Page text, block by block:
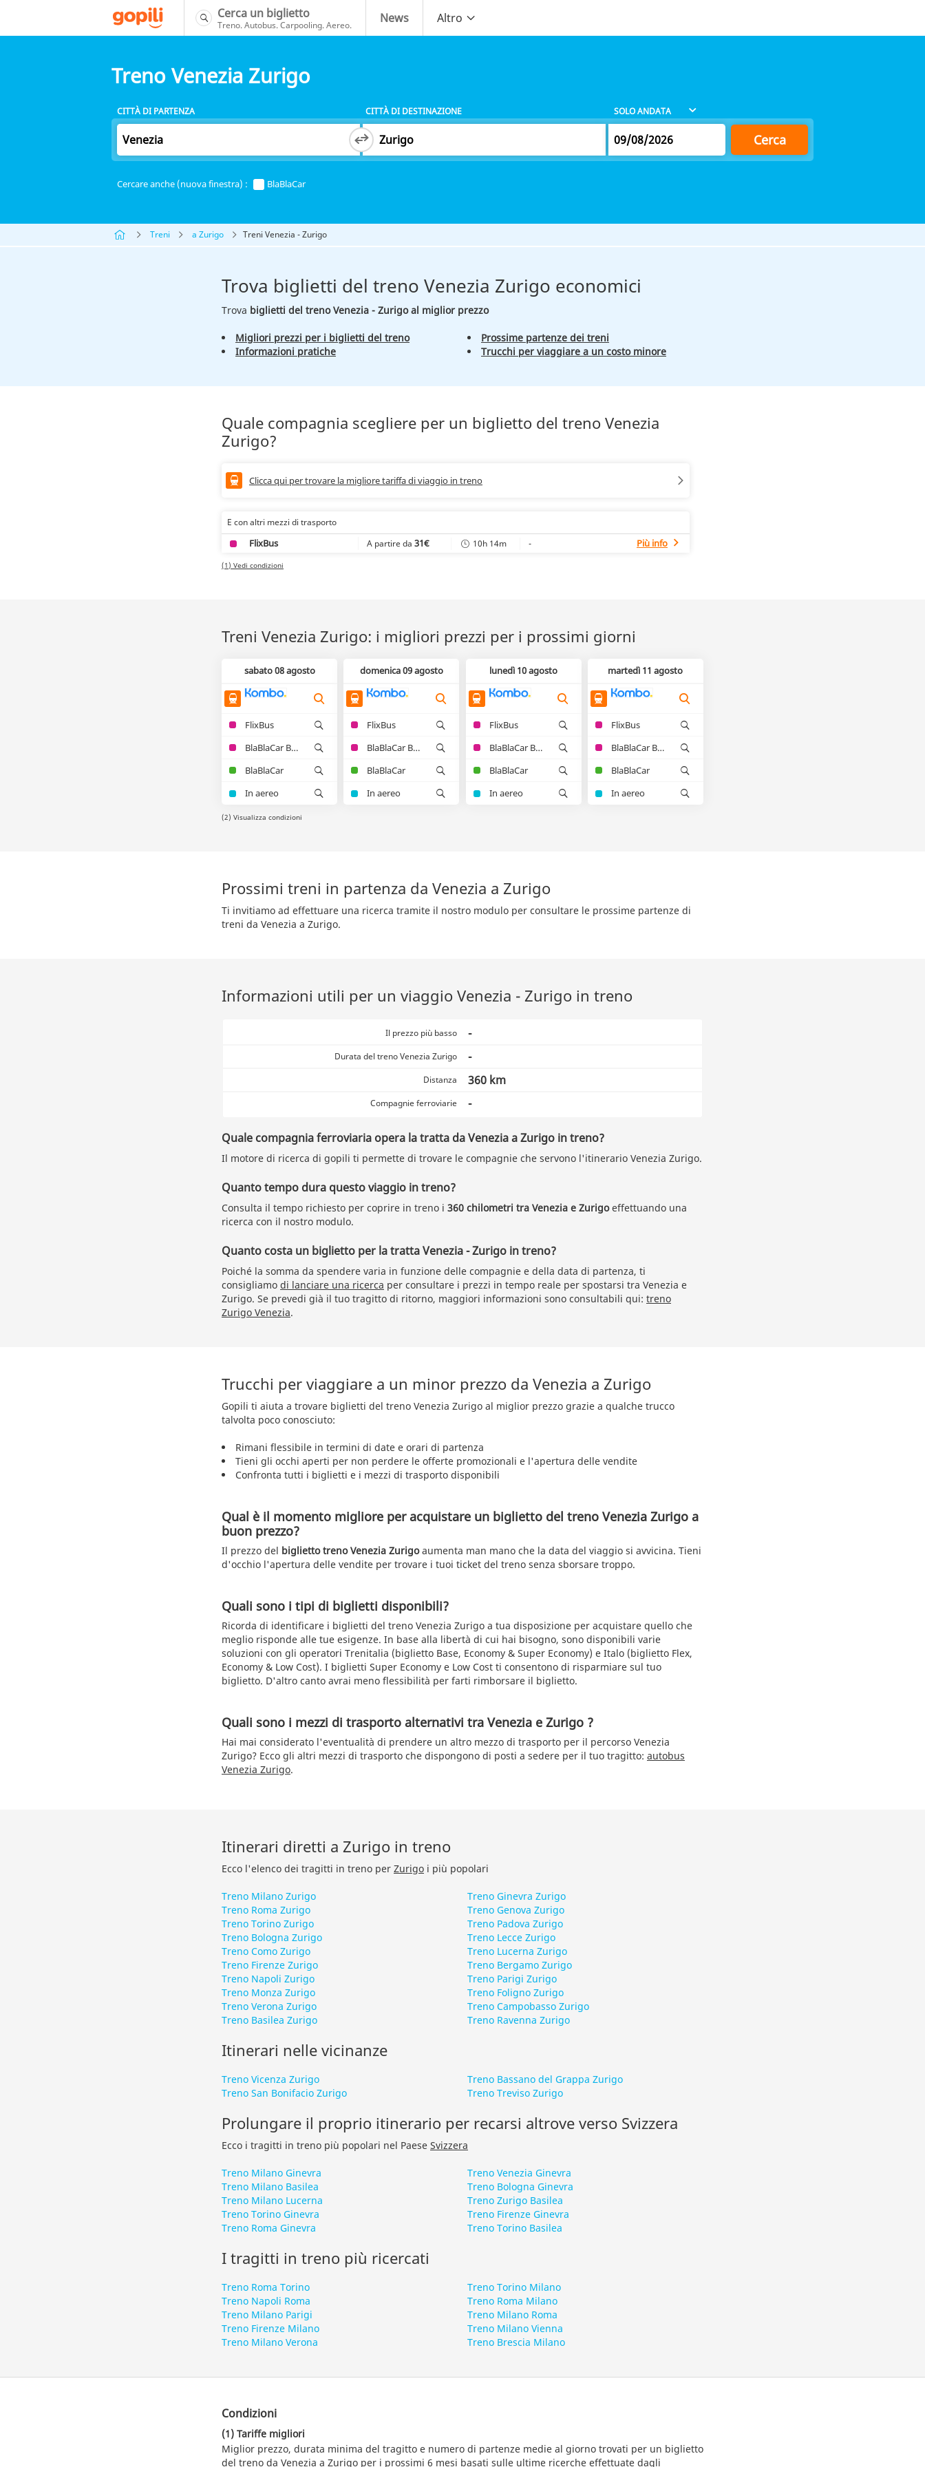
Cerca un biglietto
Treno. Autobus. Carpooling. Aereo. News Altro
Treno Venezia Zurigo
CITTÀ DI PARTENZA CITTÀ DI DESTINAZIONE
Cerca
Cercare anche (nuova finestra) : BlaBlaCar
Treni a Zurigo Treni Venezia - Zurigo
Trova biglietti del treno Venezia Zurigo economici
Trova biglietti del treno Venezia - Zurigo al miglior prezzo
Migliori prezzi per i biglietti del treno
Informazioni pratiche
Prossime partenze dei treni
Trucchi per viaggiare a un costo minore
Quale compagnia scegliere per un biglietto del treno Venezia
Zurigo?
Clicca qui per trovare la migliore tariffa di viaggio in treno
E con altri mezzi di trasporto
FlixBus A partire da 31€ 10h 14m - Più info
(1) Vedi condizioni
Treni Venezia Zurigo: i migliori prezzi per i prossimi giorni
sabato 08 agosto
FlixBus
BlaBlaCar Bus
BlaBlaCar
In aereo
domenica 09 agosto
FlixBus
BlaBlaCar Bus
BlaBlaCar
In aereo
lunedì 10 agosto
FlixBus
BlaBlaCar Bus
BlaBlaCar
In aereo
martedì 11 agosto
FlixBus
BlaBlaCar Bus
BlaBlaCar
In aereo
(2) Visualizza condizioni
Prossimi treni in partenza da Venezia a Zurigo
Ti invitiamo ad effettuare una ricerca tramite il nostro modulo per consultare le prossime partenze di
treni da Venezia a Zurigo.
Informazioni utili per un viaggio Venezia - Zurigo in treno
Il prezzo più basso -
Durata del treno Venezia Zurigo -
Distanza 360 km
Compagnie ferroviarie -
Quale compagnia ferroviaria opera la tratta da Venezia a Zurigo in treno?
Il motore di ricerca di gopili ti permette di trovare le compagnie che servono l'itinerario Venezia Zurigo.
Quanto tempo dura questo viaggio in treno?
Consulta il tempo richiesto per coprire in treno i 360 chilometri tra Venezia e Zurigoeffettuando una
ricerca con il nostro modulo.
Quanto costa un biglietto per la tratta Venezia - Zurigo in treno?
Poiché la somma da spendere varia in funzione delle compagnie e della data di partenza, ti
consigliamo di lanciare una ricerca per consultare i prezzi in tempo reale per spostarsi tra Venezia e
Zurigo. Se prevedi già il tuo tragitto di ritorno, maggiori informazioni sono consultabili qui: treno
Zurigo Venezia.
Trucchi per viaggiare a un minor prezzo da Venezia a Zurigo
Gopili ti aiuta a trovare biglietti del treno Venezia Zurigo al miglior prezzo grazie a qualche trucco
talvolta poco conosciuto:
Rimani flessibile in termini di date e orari di partenza
Tieni gli occhi aperti per non perdere le offerte promozionali e l'apertura delle vendite
Confronta tutti i biglietti e i mezzi di trasporto disponibili
Qual è il momento migliore per acquistare un biglietto del treno Venezia Zurigo a
buon prezzo?
Il prezzo del biglietto treno Venezia Zurigoaumenta man mano che la data del viaggio si avvicina. Tieni
d'occhio l'apertura delle vendite per trovare i tuoi ticket del treno senza sborsare troppo.
Quali sono i tipi di biglietti disponibili?
Ricorda di identificare i biglietti del treno Venezia Zurigo a tua disposizione per acquistare quello che
meglio risponde alle tue esigenze. In base alla libertà di cui hai bisogno, sono disponibili varie
soluzioni con gli operatori Trenitalia (biglietto Base, Economy & Super Economy) e Italo (biglietto Flex,
Economy & Low Cost). I biglietti Super Economy e Low Cost ti consentono di risparmiare sul tuo
biglietto. D'altro canto avrai meno flessibilità per farti rimborsare il biglietto.
Quali sono i mezzi di trasporto alternativi tra Venezia e Zurigo ?
Hai mai considerato l'eventualità di prendere un altro mezzo di trasporto per il percorso Venezia
Zurigo? Ecco gli altri mezzi di trasporto che dispongono di posti a sedere per il tuo tragitto: autobus
Venezia Zurigo.
Itinerari diretti a Zurigo in treno
Ecco l'elenco dei tragitti in treno per Zurigo i più popolari
Treno Milano Zurigo
Treno Roma Zurigo
Treno Torino Zurigo
Treno Bologna Zurigo
Treno Como Zurigo
Treno Firenze Zurigo
Treno Napoli Zurigo
Treno Monza Zurigo
Treno Verona Zurigo
Treno Basilea Zurigo
Treno Ginevra Zurigo
Treno Genova Zurigo
Treno Padova Zurigo
Treno Lecce Zurigo
Treno Lucerna Zurigo
Treno Bergamo Zurigo
Treno Parigi Zurigo
Treno Foligno Zurigo
Treno Campobasso Zurigo
Treno Ravenna Zurigo
Itinerari nelle vicinanze
Treno Vicenza Zurigo
Treno San Bonifacio Zurigo
Treno Bassano del Grappa Zurigo
Treno Treviso Zurigo
Prolungare il proprio itinerario per recarsi altrove verso Svizzera
Ecco i tragitti in treno più popolari nel Paese Svizzera
Treno Milano Ginevra
Treno Milano Basilea
Treno Milano Lucerna
Treno Torino Ginevra
Treno Roma Ginevra
Treno Venezia Ginevra
Treno Bologna Ginevra
Treno Zurigo Basilea
Treno Firenze Ginevra
Treno Torino Basilea
I tragitti in treno più ricercati
Treno Roma Torino
Treno Napoli Roma
Treno Milano Parigi
Treno Firenze Milano
Treno Milano Verona
Treno Torino Milano
Treno Roma Milano
Treno Milano Roma
Treno Milano Vienna
Treno Brescia Milano
Condizioni
(1) Tariffe migliori
Miglior prezzo, durata minima del tragitto e numero di partenze medie al giorno trovati per un biglietto
del treno da Venezia a Zurigo per i prossimi 6 mesi basati sulle ultime ricerche effettuate dagli